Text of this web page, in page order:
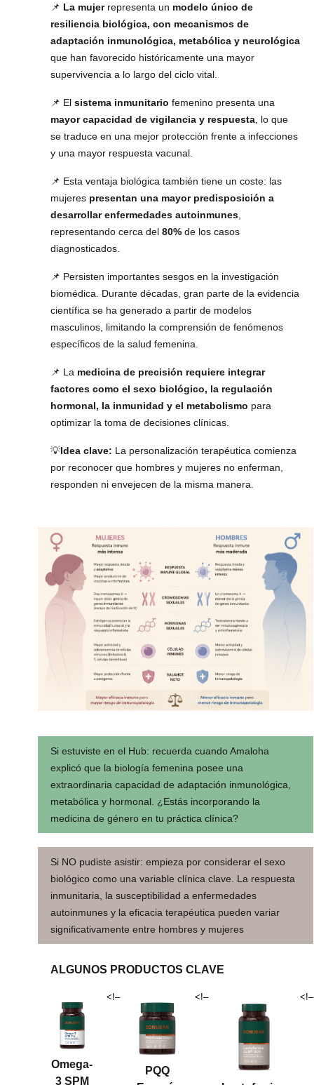
📌 La mujerrepresenta un modelo único de
resiliencia biológica, con mecanismos de
adaptación inmunológica, metabólica y neurológica
que han favorecido históricamente una mayor
supervivencia a lo largo del ciclo vital.
📌 El sistema inmunitario femenino presenta una
mayor capacidad de vigilancia y respuesta, lo que
se traduce en una mejor protección frente a infecciones
y una mayor respuesta vacunal.
📌 Esta ventaja biológica también tiene un coste: las
mujeres presentan una mayor predisposición a
desarrollar enfermedades autoinmunes,
representando cerca del 80% de los casos
diagnosticados.
📌 Persisten importantes sesgos en la investigación
biomédica. Durante décadas, gran parte de la evidencia
científica se ha generado a partir de modelos
masculinos, limitando la comprensión de fenómenos
específicos de la salud femenina.
📌 La medicina de precisión requiere integrar
factores como el sexo biológico, la regulación
hormonal, la inmunidad y el metabolismo para
optimizar la toma de decisiones clínicas.
💡Idea clave: La personalización terapéutica comienza
por reconocer que hombres y mujeres no enferman,
responden ni envejecen de la misma manera.
Si estuviste en el Hub: recuerda cuando Amaloha
explicó que la biología femenina posee una
extraordinaria capacidad de adaptación inmunológica,
metabólica y hormonal. ¿Estás incorporando la
medicina de género en tu práctica clínica?
Si NO pudiste asistir: empieza por considerar el sexo
biológico como una variable clínica clave. La respuesta
inmunitaria, la susceptibilidad a enfermedades
autoinmunes y la eficacia terapéutica pueden variar
significativamente entre hombres y mujeres
ALGUNOS PRODUCTOS CLAVE
Omega-
3 SPM
<!–
PQQ
<!– <!–